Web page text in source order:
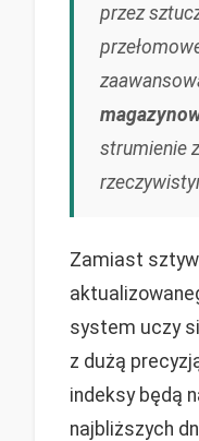
przez
strumienie
Zamiast
system uczy
z dużą
indeksy będą
najbliższych